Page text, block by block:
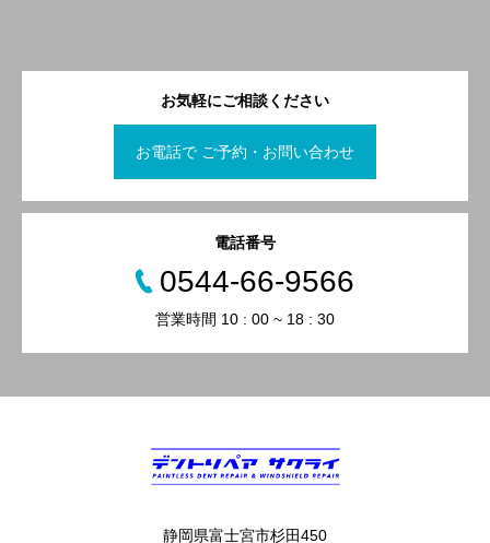
お気軽にご相談ください
お電話で ご予約・お問い合わせ
電話番号
0544-66-9566
営業時間 10 : 00 ~ 18 : 30
静岡県富士宮市杉田450